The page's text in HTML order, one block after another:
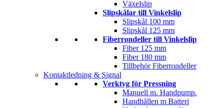
Växelslip
Slipskålar till Vinkelslip
Slipskål 100 mm
Slipskål 125 mm
Fiberrondeller till Vinkelslip
Fiber 125 mm
Fiber 180 mm
Tillbehör Fiberrondeller
Kontaktledning & Signal
Verktyg för Pressning
Manuell m. Handpump.
Handhållen m Batteri